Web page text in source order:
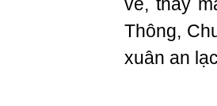
Thông,
xuân an